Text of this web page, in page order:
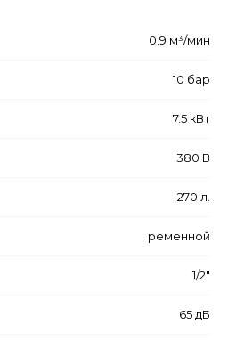
0.9 м³/мин
10 бар
7.5 кВт
380 В
270 л.
ременной
1/2"
65 дБ